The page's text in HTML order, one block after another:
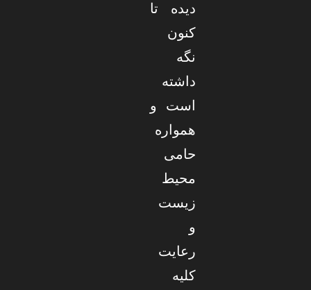
دیده تا
کنون
نگه
داشته
است و
همواره
حامی
محیط
زیست
و
رعایت
کلیه